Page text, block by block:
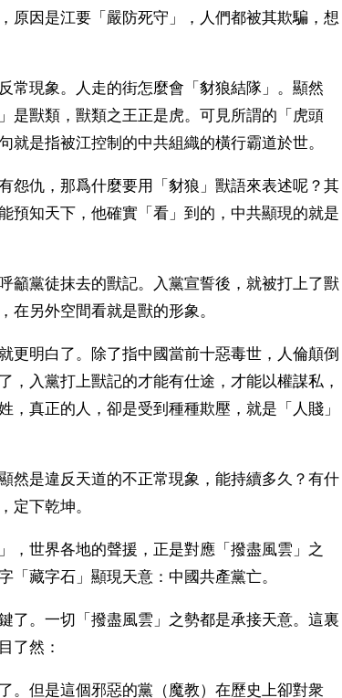
原因是江要「嚴防死守」，人們都被其欺騙，想
常現象。人走的街怎麼會「豺狼結隊」。顯然
是獸類，獸類之王正是虎。可見所謂的「虎頭
就是指被江控制的中共組織的橫行霸道於世。
怨仇，那爲什麼要用「豺狼」獸語來表述呢？其
預知天下，他確實「看」到的，中共顯現的就是
籲黨徒抹去的獸記。入黨宣誓後，就被打上了獸
在另外空間看就是獸的形象。
更明白了。除了指中國當前十惡毒世，人倫顛倒
，入黨打上獸記的才能有仕途，才能以權謀私，
真正的人，卻是受到種種欺壓，就是「人賤」
然是違反天道的不正常現象，能持續多久？有什
定下乾坤。
，世界各地的聲援，正是對應「撥盡風雲」之
「藏字石」顯現天意：中國共產黨亡。
了。一切「撥盡風雲」之勢都是承接天意。這裏
了然：
。但是這個邪惡的黨（魔教）在歷史上卻對衆